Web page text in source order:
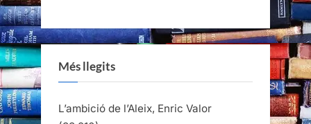
Més llegits
L’ambició de l’Aleix, Enric Valor